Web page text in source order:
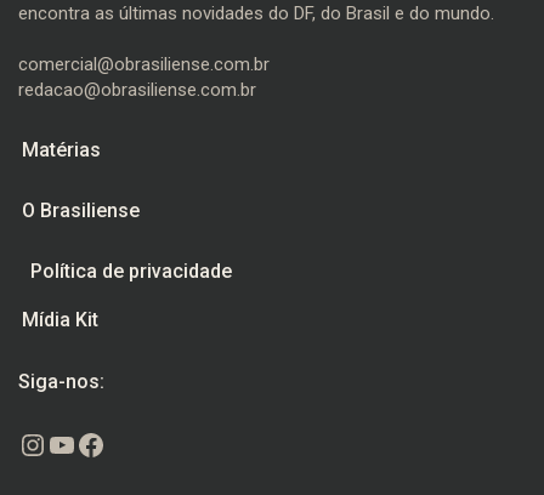
encontra as últimas novidades do DF, do Brasil e do mundo.
comercial@obrasiliense.com.br
redacao@obrasiliense.com.br
Matérias
O Brasiliense
Política de privacidade
Mídia Kit
Siga-nos:
Instagram
Youtube
Facebook